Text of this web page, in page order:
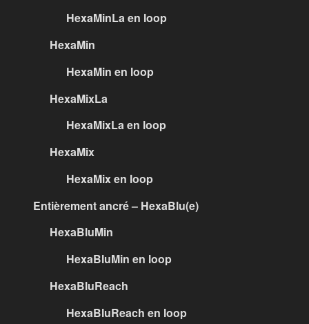
HexaMinLa en loop
HexaMin
HexaMin en loop
HexaMixLa
HexaMixLa en loop
HexaMix
HexaMix en loop
Entièrement ancré – HexaBlu(e)
HexaBluMin
HexaBluMin en loop
HexaBluReach
HexaBluReach en loop